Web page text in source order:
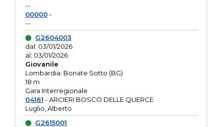
--
00000-
--
G2604003
dal: 03/01/2026
al: 03/01/2026
Giovanile
Lombardia: Bonate Sotto (BG)
18 m
Gara Interregionale
04161 - ARCIERI BOSCO DELLE QUERCE
Luglio, Alberto
G2615001